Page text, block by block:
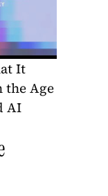
It
the Age
AI